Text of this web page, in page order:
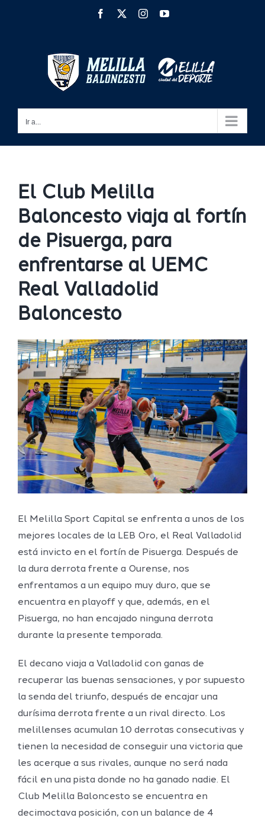
Facebook InstagramYouTube
Ir a...
El Club Melilla
Baloncesto viaja al fortín
de Pisuerga, para
enfrentarse al UEMC
Real Valladolid
Baloncesto
Ver
imagen
más
grande
El Melilla Sport Capital se enfrenta a unos de los
mejores locales de la LEB Oro, el Real Valladolid
está invicto en el fortín de Pisuerga. Después de
la dura derrota frente a Ourense, nos
enfrentamos a un equipo muy duro, que se
encuentra en playoff y que, además, en el
Pisuerga, no han encajado ninguna derrota
durante la presente temporada.
El decano viaja a Valladolid con ganas de
recuperar las buenas sensaciones, y por supuesto
la senda del triunfo, después de encajar una
durísima derrota frente a un rival directo. Los
melillenses acumulan 10 derrotas consecutivas y
tienen la necesidad de conseguir una victoria que
les acerque a sus rivales, aunque no será nada
fácil en una pista donde no ha ganado nadie. El
Club Melilla Baloncesto se encuentra en
decimoctava posición, con un balance de 4